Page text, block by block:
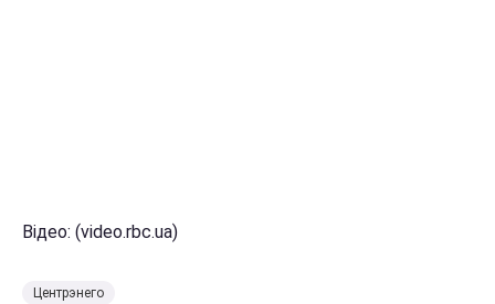
Відео: (video.rbc.ua)
Центрэнего